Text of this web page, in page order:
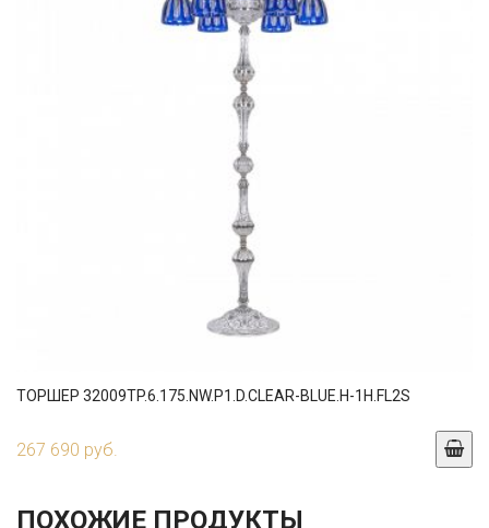
ТОРШЕР 32009TP.6.175.NW.P1.D.CLEAR-BLUE.H-1H.FL2S
267 690 руб.
ПОХОЖИЕ ПРОДУКТЫ